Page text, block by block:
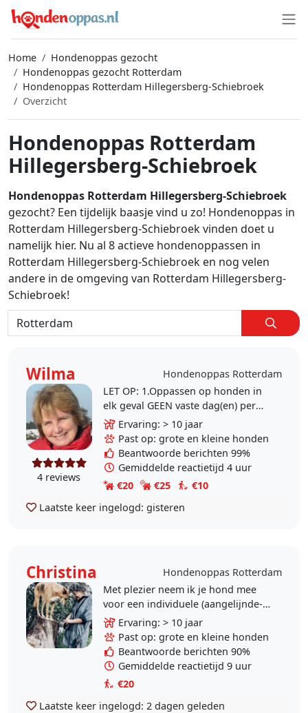
Home
Hondenoppas gezocht
Hondenoppas gezocht Rotterdam
Hondenoppas Rotterdam Hillegersberg-Schiebroek
Overzicht
Hondenoppas Rotterdam
Hillegersberg-Schiebroek
Hondenoppas Rotterdam Hillegersberg-Schiebroek
gezocht? Een tijdelijk baasje vind u zo! Hondenoppas in
Rotterdam Hillegersberg-Schiebroek vinden doet u
namelijk hier. Nu al 8 actieve hondenoppassen in
Rotterdam Hillegersberg-Schiebroek en nog velen
andere in de omgeving van Rotterdam Hillegersberg-
Schiebroek!
Wilma Hondenoppas Rotterdam
4 reviews
LET OP: 1.Oppassen op honden in
elk geval GEEN vaste dag(en) per
week 2. Oppassen op andere
dieren dan honden kan ook bij het
baasje thuis, als ik..
Ervaring: > 10 jaar
Past op: grote en kleine honden
Beantwoorde berichten 99%
Gemiddelde reactietijd 4 uur
€20
€25
€10
Laatste keer ingelogd: gisteren
Christina
Hondenoppas Rotterdam
Met plezier neem ik je hond mee
voor een individuele (aangelijnde-
of losloop) wandeling in Rotterdam
Hillegersberg/Kleiwegkwartier/Kralingen
(in..
Ervaring: > 10 jaar
Past op: grote en kleine honden
Beantwoorde berichten 90%
Gemiddelde reactietijd 9 uur
€20
Laatste keer ingelogd: 2 dagen geleden